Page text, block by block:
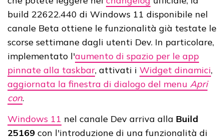
build 22622.440 di Windows 11 disponibile nel
canale Beta ottiene le funzionalità già testate le
scorse settimane dagli utenti Dev. In particolare,
implementato l'aumento di spazio per le app
pinnate alla taskbar, attivati i Widget dinamici,
aggiornata la finestra di dialogo del menu Apri
con.
Windows 11 nel canale Dev arriva alla Build
25169 con l'introduzione di una funzionalità di